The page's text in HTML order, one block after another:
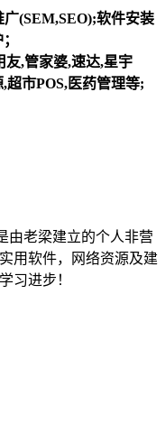
(SEM,SEO);软件安装
友,管家婆,速达,星宇
市POS,医药管理等;
由老梁建立的个人非营
用软件，网络资源及建
习进步！